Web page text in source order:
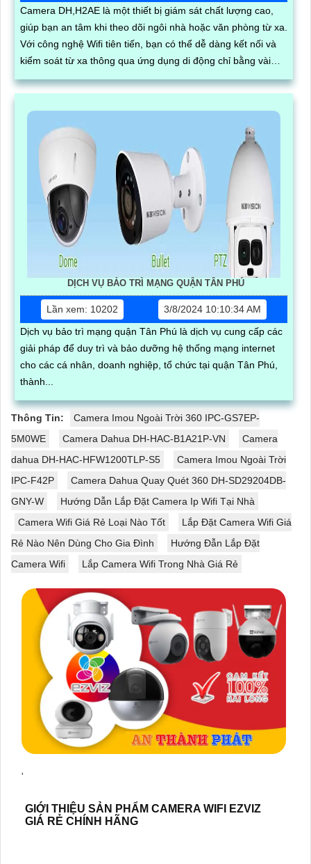
Camera DH,H2AE là một thiết bị giám sát chất lượng cao,
giúp bạn an tâm khi theo dõi ngôi nhà hoặc văn phòng từ xa.
Với công nghệ Wifi tiên tiến, bạn có thể dễ dàng kết nối và
kiểm soát từ xa thông qua ứng dụng di động chỉ bằng vài
thao tác đơn giản
DỊCH VỤ BẢO TRÌ MẠNG QUẬN TÂN PHÚ
Lần xem: 10202
3/8/2024 10:10:34 AM
Dịch vụ bảo trì mạng quận Tân Phú là dịch vụ cung cấp các
giải pháp để duy trì và bảo dưỡng hệ thống mạng internet
cho các cá nhân, doanh nghiệp, tổ chức tại quận Tân Phú,
thành...
Thông Tin:
Camera Imou Ngoài Trời 360 IPC-GS7EP-
5M0WE
Camera Dahua DH-HAC-B1A21P-VN
Camera
dahua DH-HAC-HFW1200TLP-S5
Camera Imou Ngoài Trời
IPC-F42P
Camera Dahua Quay Quét 360 DH-SD29204DB-
GNY-W
Hướng Dẫn Lắp Đặt Camera Ip Wifi Tại Nhà
Camera Wifi Giá Rẻ Loại Nào Tốt
Lắp Đặt Camera Wifi Giá
Rẻ Nào Nên Dùng Cho Gia Đình
Hướng Đẫn Lắp Đặt
Camera Wifi
Lắp Camera Wifi Trong Nhà Giá Rẻ
'
GIỚI THIỆU SẢN PHẨM CAMERA WIFI EZVIZ
GIÁ RẺ CHÍNH HÃNG